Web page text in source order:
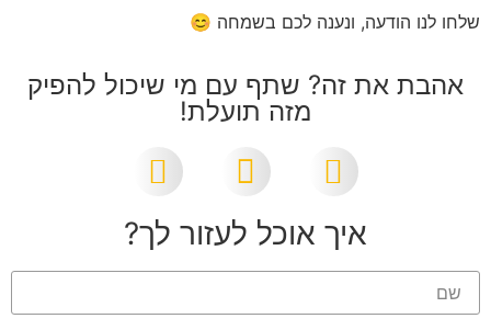
שלחו לנו הודעה, ונענה לכם בשמחה 😊
אהבת את זה? שתף עם מי שיכול להפיק
מזה תועלת!
איך אוכל לעזור לך?